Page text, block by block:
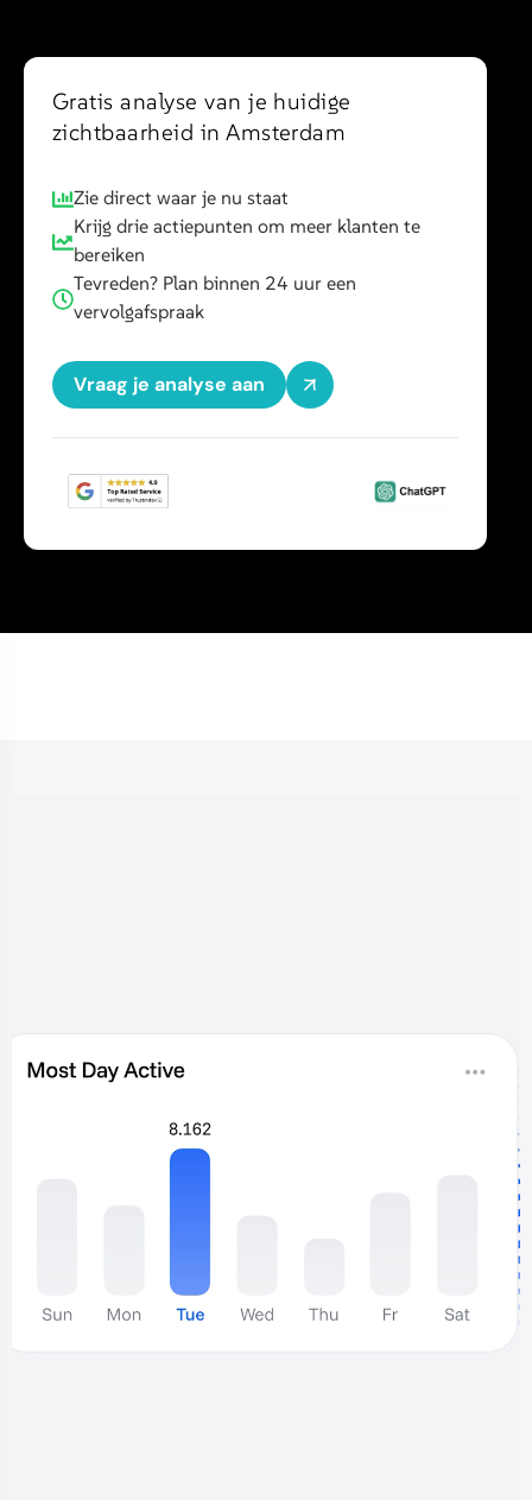
Gratis analyse van je huidige
zichtbaarheid in Amsterdam
Zie direct waar je nu staat
Krijg drie actiepunten om meer klanten te
bereiken
Tevreden? Plan binnen 24 uur een
vervolgafspraak
Vraag je analyse aan